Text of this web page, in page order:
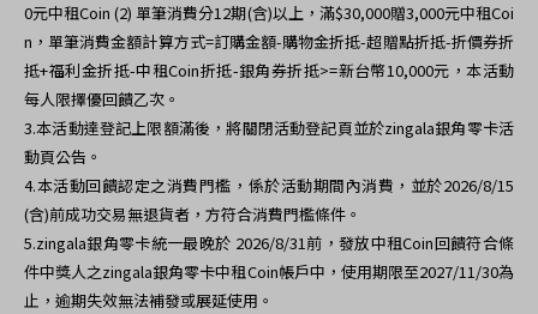
0元中租Coin (2) 單筆消費分12期(含)以上，滿$30,000贈3,000元中租Coi
n，單筆消費金額計算方式=訂購金額-購物金折抵-超贈點折抵-折價券折
抵+福利金折抵-中租Coin折抵-銀角券折抵>=新台幣10,000元，本活動
每人限擇優回饋乙次。
3.本活動達登記上限額滿後，將關閉活動登記頁並於zingala銀角零卡活
動頁公告。
4.本活動回饋認定之消費門檻，係於活動期間內消費，並於2026/8/15
(含)前成功交易無退貨者，方符合消費門檻條件。
5.zingala銀角零卡統一最晚於 2026/8/31前，發放中租Coin回饋符合條
件中獎人之zingala銀角零卡中租Coin帳戶中，使用期限至2027/11/30為
止，逾期失效無法補發或展延使用。